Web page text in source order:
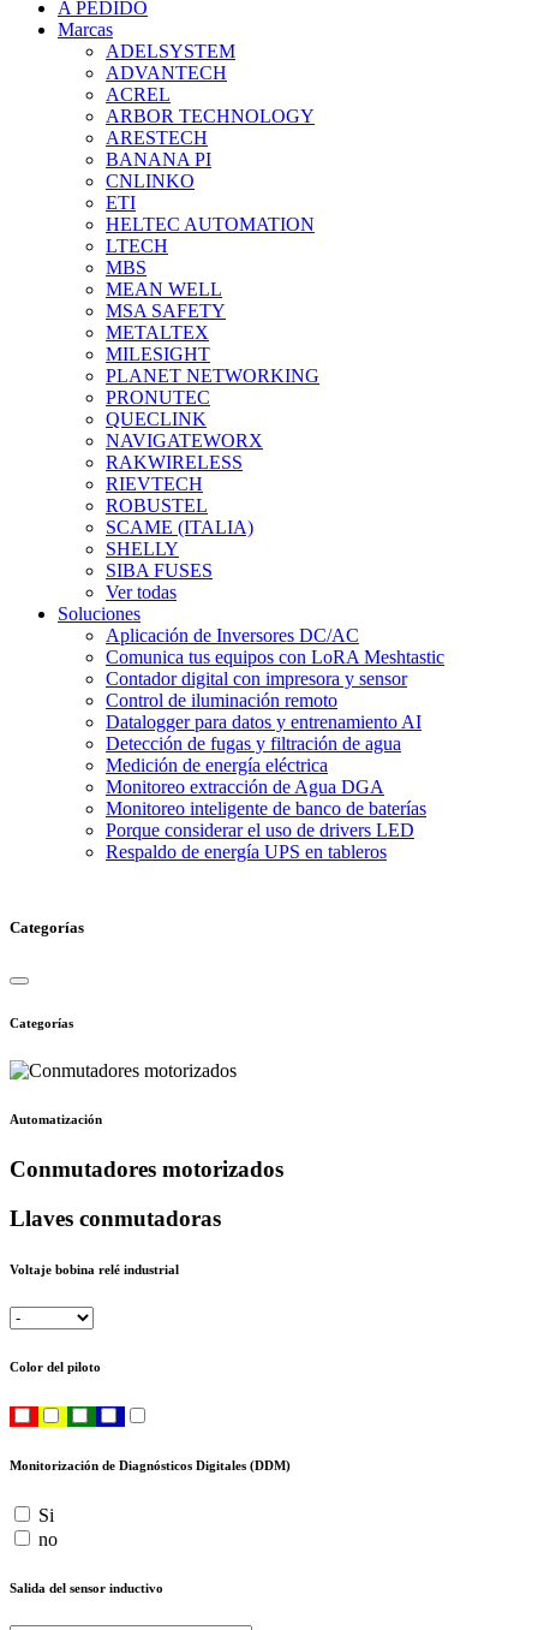
A PEDIDO
Marcas
ADELSYSTEM
ADVANTECH
ACREL
ARBOR TECHNOLOGY
ARESTECH
BANANA PI
CNLINKO
ETI
HELTEC AUTOMATION
LTECH
MBS
MEAN WELL
MSA SAFETY
METALTEX
MILESIGHT
PLANET NETWORKING
PRONUTEC
QUECLINK
NAVIGATEWORX
RAKWIRELESS
RIEVTECH
ROBUSTEL
SCAME (ITALIA)
SHELLY
SIBA FUSES
Ver todas
Soluciones
Aplicación de Inversores DC/AC
Comunica tus equipos con LoRA Meshtastic
Contador digital con impresora y sensor
Control de iluminación remoto
Datalogger para datos y entrenamiento AI
Detección de fugas y filtración de agua
Medición de energía eléctrica
Monitoreo extracción de Agua DGA
Monitoreo inteligente de banco de baterías
Porque considerar el uso de drivers LED
Respaldo de energía UPS en tableros
Categorías
Categorías
Automatización
Conmutadores motorizados
Llaves conmutadoras
Voltaje bobina relé industrial
Color del piloto
Monitorización de Diagnósticos Digitales (DDM)
Si
no
Salida del sensor inductivo